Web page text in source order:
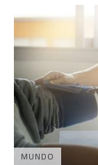
MUNDO